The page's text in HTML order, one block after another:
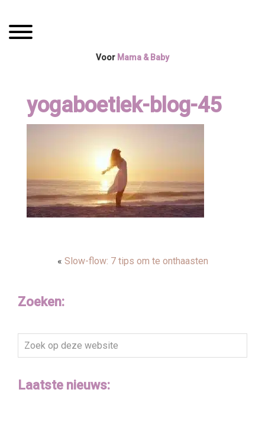
naar
de
naar
de
Toggle navigation
Yogaboetiek
Voor Mama & Baby
yogaboetiek-blog-45
« Slow-flow: 7 tips om te onthaasten
Zoeken:
Zoek
op
website
Laatste nieuws: